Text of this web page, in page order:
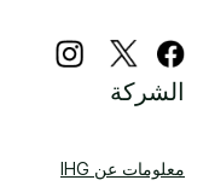
الشركة
معلومات عن IHG